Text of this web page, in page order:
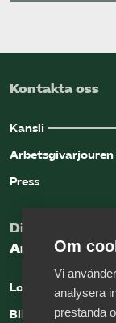
Kontakta oss
Kansli
Arbetsgivarjouren
Press
Digital
Logga in
Bli medlem
Om
Vi
analysera
prestanda